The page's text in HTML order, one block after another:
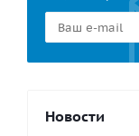
Новости